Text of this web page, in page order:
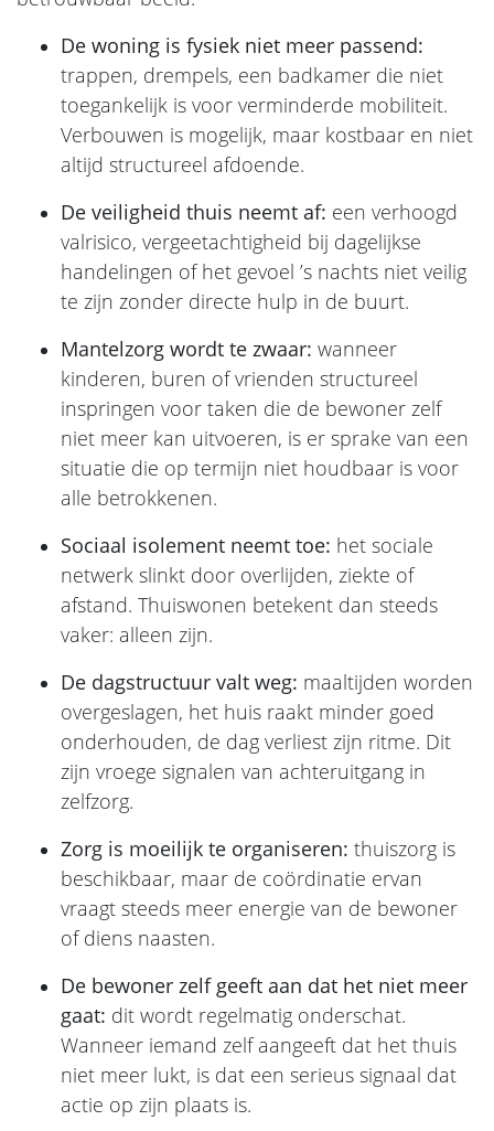
De woning is fysiek niet meer passend:
trappen, drempels, een badkamer die niet
toegankelijk is voor verminderde mobiliteit.
Verbouwen is mogelijk, maar kostbaar en niet
altijd structureel afdoende.
De veiligheid thuis neemt af: een verhoogd
valrisico, vergeetachtigheid bij dagelijkse
handelingen of het gevoel ’s nachts niet veilig
te zijn zonder directe hulp in de buurt.
Mantelzorg wordt te zwaar: wanneer
kinderen, buren of vrienden structureel
inspringen voor taken die de bewoner zelf
niet meer kan uitvoeren, is er sprake van een
situatie die op termijn niet houdbaar is voor
alle betrokkenen.
Sociaal isolement neemt toe: het sociale
netwerk slinkt door overlijden, ziekte of
afstand. Thuiswonen betekent dan steeds
vaker: alleen zijn.
De dagstructuur valt weg: maaltijden worden
overgeslagen, het huis raakt minder goed
onderhouden, de dag verliest zijn ritme. Dit
zijn vroege signalen van achteruitgang in
zelfzorg.
Zorg is moeilijk te organiseren: thuiszorg is
beschikbaar, maar de coördinatie ervan
vraagt steeds meer energie van de bewoner
of diens naasten.
De bewoner zelf geeft aan dat het niet meer
gaat: dit wordt regelmatig onderschat.
Wanneer iemand zelf aangeeft dat het thuis
niet meer lukt, is dat een serieus signaal dat
actie op zijn plaats is.